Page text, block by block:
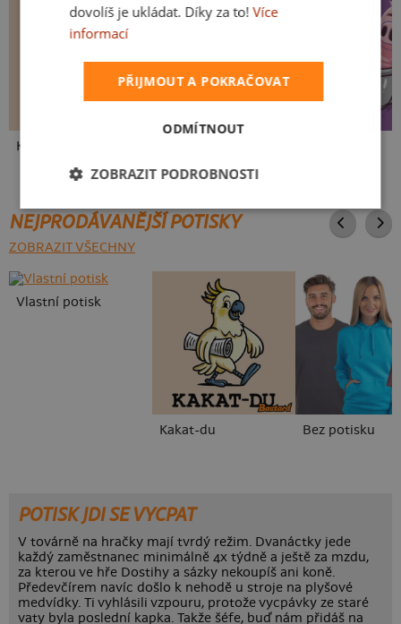
Kakat-du
NEJPRODÁVANĚJŠÍ POTISKY
ZOBRAZIT VŠECHNY
Vlastní potisk
Kakat-du Bez potisku
POTISK JDI SE VYCPAT
V továrně na hračky mají tvrdý režim. Dvanáctky jede
každý zaměstnanec minimálně 4x týdně a ještě za mzdu,
za kterou ve hře Dostihy a sázky nekoupíš ani koně.
Předevčírem navíc došlo k nehodě u stroje na plyšové
medvídky. Ti vyhlásili vzpouru, protože vycpávky ze staré
vaty byla poslední kapka. Takže šéfe, buď nám přidáš na
dovolíš je ukládat. Díky za to! Více
informací
PŘIJMOUT A POKRAČOVAT
ODMÍTNOUT
ZOBRAZIT PODROBNOSTI